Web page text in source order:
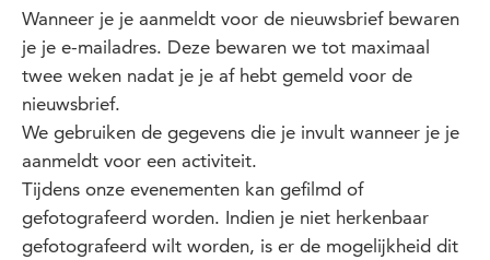
Wanneer je je aanmeldt voor de nieuwsbrief bewaren
je je e-mailadres. Deze bewaren we tot maximaal
twee weken nadat je je af hebt gemeld voor de
nieuwsbrief.
We gebruiken de gegevens die je invult wanneer je je
aanmeldt voor een activiteit.
Tijdens onze evenementen kan gefilmd of
gefotografeerd worden. Indien je niet herkenbaar
gefotografeerd wilt worden, is er de mogelijkheid dit